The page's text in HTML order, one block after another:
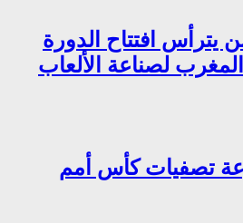
يترأس افتتاح الدورة
لصناعة الألعاب
تصفيات كأس أمم